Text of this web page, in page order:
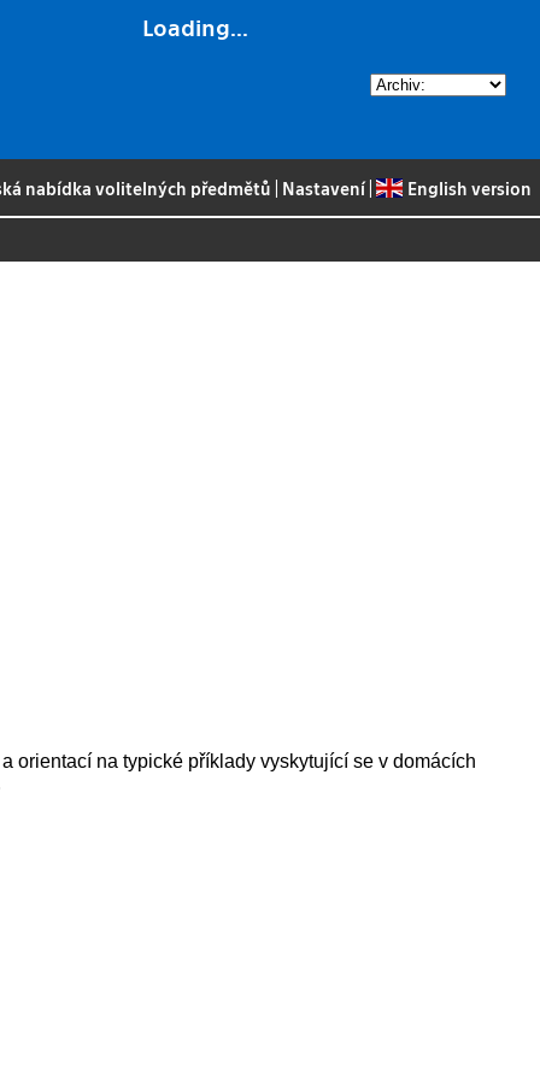
Loading...
nabídka volitelných předmětů Nastavení| English version
orientací na typické příklady vyskytující se v domácích